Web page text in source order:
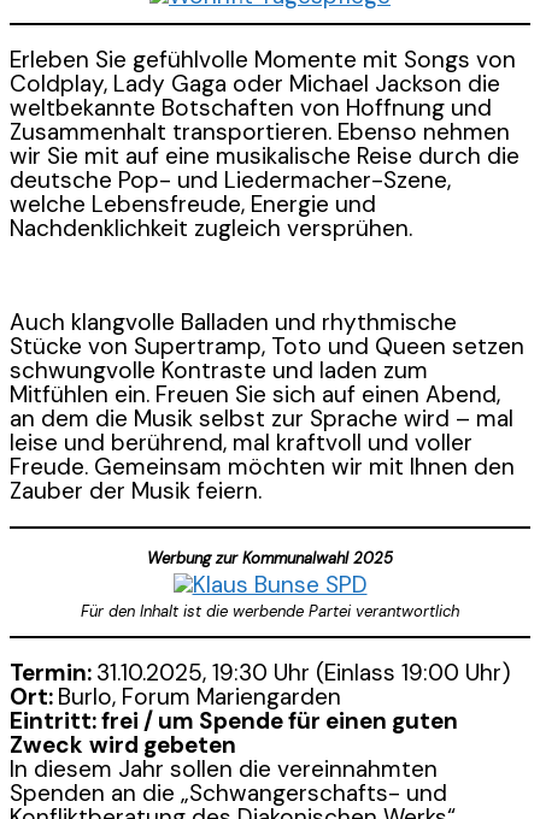
Erleben Sie gefühlvolle Momente mit Songs von
Coldplay, Lady Gaga oder Michael Jackson die
weltbekannte Botschaften von Hoffnung und
Zusammenhalt transportieren. Ebenso nehmen
wir Sie mit auf eine musikalische Reise durch die
deutsche Pop- und Liedermacher-Szene,
welche Lebensfreude, Energie und
Nachdenklichkeit zugleich versprühen.
Auch klangvolle Balladen und rhythmische
Stücke von Supertramp, Toto und Queen setzen
schwungvolle Kontraste und laden zum
Mitfühlen ein. Freuen Sie sich auf einen Abend,
an dem die Musik selbst zur Sprache wird – mal
leise und berührend, mal kraftvoll und voller
Freude. Gemeinsam möchten wir mit Ihnen den
Zauber der Musik feiern.
Werbung zur Kommunalwahl 2025
Für den Inhalt ist die werbende Partei verantwortlich
Termin: 31.10.2025, 19:30 Uhr (Einlass 19:00 Uhr)
Ort: Burlo, Forum Mariengarden
Eintritt: frei / um Spende für einen guten
Zweck wird gebeten
In diesem Jahr sollen die vereinnahmten
Spenden an die „Schwangerschafts- und